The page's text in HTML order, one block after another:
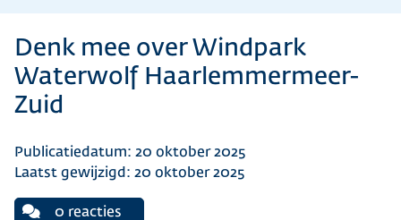
Denk mee over Windpark
Waterwolf Haarlemmermeer-
Zuid
Publicatiedatum: 20 oktober 2025
Laatst gewijzigd: 20 oktober 2025
0 reacties